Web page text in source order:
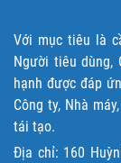
Với mục tiêu là
Người tiêu dùng,
hạnh được đáp
Công ty, Nhà
tái tạo.
Địa chỉ: 160